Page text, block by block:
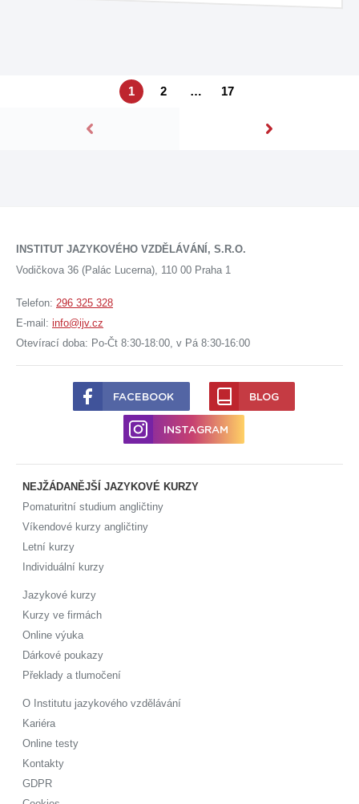
1 2 … 17
INSTITUT JAZYKOVÉHO VZDĚLÁVÁNÍ, S.R.O.
Vodičkova 36 (Palác Lucerna), 110 00 Praha 1
Telefon: 296 325 328
E-mail: info@ijv.cz
Otevírací doba: Po-Čt 8:30-18:00, v Pá 8:30-16:00
NEJŽÁDANĚJŠÍ JAZYKOVÉ KURZY
Pomaturitní studium angličtiny
Víkendové kurzy angličtiny
Letní kurzy
Individuální kurzy
Jazykové kurzy
Kurzy ve firmách
Online výuka
Dárkové poukazy
Překlady a tlumočení
O Institutu jazykového vzdělávání
Kariéra
Online testy
Kontakty
GDPR
FACEBOOK BLOG
INSTAGRAM